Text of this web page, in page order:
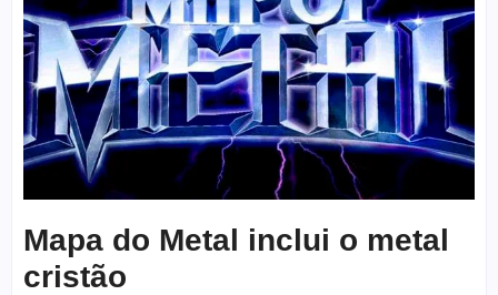
Mapa do Metal inclui o metal
cristão